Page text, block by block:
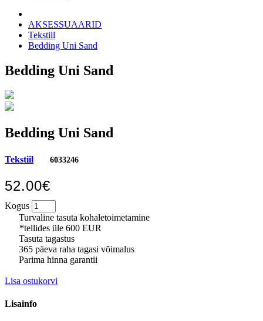
AKSESSUAARID
Tekstiil
Bedding Uni Sand
Bedding Uni Sand
Bedding Uni Sand
Tekstiil 6033246
52.00€
Kogus
Turvaline tasuta kohaletoimetamine
*tellides üle 600 EUR
Tasuta tagastus
365 päeva raha tagasi võimalus
Parima hinna garantii
Lisa ostukorvi
Lisainfo